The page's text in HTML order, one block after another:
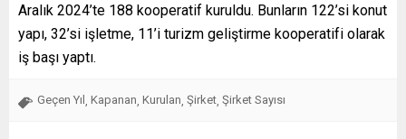
Aralık 2024’te 188 kooperatif kuruldu. Bunların 122’si konut
yapı, 32’si işletme, 11’i turizm geliştirme kooperatifi olarak
iş başı yaptı.
Geçen Yıl Kapanan Kurulan Şirket Şirket Sayısı